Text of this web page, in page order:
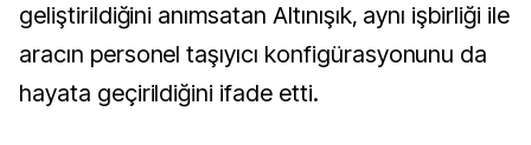
geliştirildiğini anımsatan Altınışık, aynı işbirliği ile
aracın personel taşıyıcı konfigürasyonunu da
hayata geçirildiğini ifade etti.